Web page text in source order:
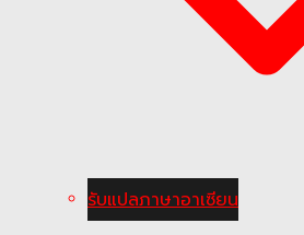
รับแปลภาษาอาเซียน